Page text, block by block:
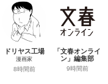
ドリヤス工場
漫画家
8時間前
「文春オンライ
ン」編集部
9時間前